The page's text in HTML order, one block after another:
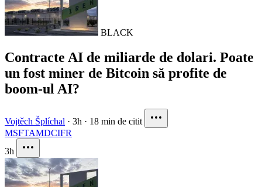
BLACK
Contracte AI de miliarde de dolari. Poate
un fost miner de Bitcoin să profite de
boom-ul AI?
Vojtěch Šplíchal · 3h · 18 min de citit
MSFTAMDCIFR
3h